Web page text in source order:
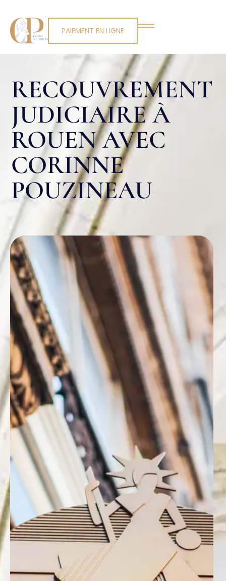
PAIEMENT EN LIGNE
RECOUVREMENT
JUDICIAIRE À
ROUEN AVEC
CORINNE
POUZINEAU